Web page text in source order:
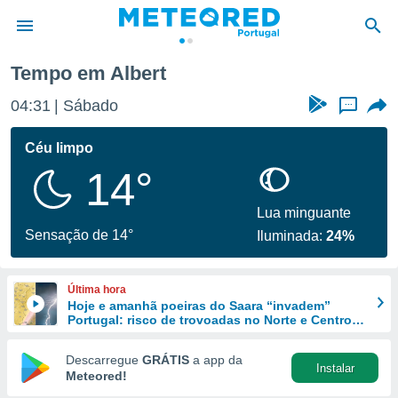
da
foi
fornecidas
a este
das
e
forma
digital
Tempo em Albert
04:31 Sábado ...
Céu limpo
14°
Sensação de 14°
Lua minguante
Iluminada:24%
Última hora
Hoje e amanhã poeiras do Saara “invadem”
Portugal: risco de trovoadas no Norte e Centro
Descarregue GRÁTIS a app da
Meteored!
Instalar